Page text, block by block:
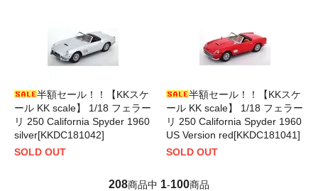
半額セール！！【KKスケ
ール KK scale】 1/18 フェラー
リ 250 California Spyder 1960
silver[KKDC181042]
SOLD OUT
半額セール！！【KKスケ
ール KK scale】 1/18 フェラー
リ 250 California Spyder 1960
US Version red[KKDC181041]
SOLD OUT
208商品中 1-100商品